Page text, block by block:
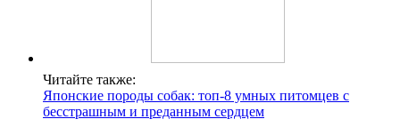
Читайте также:
Японские породы собак: топ-8 умных питомцев с
бесстрашным и преданным сердцем